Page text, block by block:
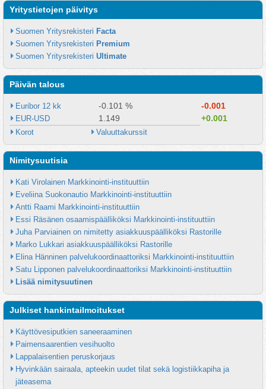
Yritystietojen päivitys
Suomen Yritysrekisteri Facta
Suomen Yritysrekisteri Premium
Suomen Yritysrekisteri Ultimate
Päivän talous
Euribor 12 kk -0.101 % -0.001
EUR-USD 1.149 +0.001
Korot Valuuttakurssit
Nimitysuutisia
Kati Virolainen Markkinointi-instituuttiin
Eveliina Suokonautio Markkinointi-instituuttiin
Antti Raami Markkinointi-instituuttiin
Essi Räsänen osaamispäälliköksi Markkinointi-instituuttiin
Juha Parviainen on nimitetty asiakkuuspäälliköksi Rastorille
Marko Lukkari asiakkuuspäälliköksi Rastorille
Elina Hänninen palvelukoordinaattoriksi Markkinointi-instituuttiin
Satu Lipponen palvelukoordinaattoriksi Markkinointi-instituuttiin
Lisää nimitysuutinen
Julkiset hankintailmoitukset
Käyttövesiputkien saneeraaminen
Paimensaarentien vesihuolto
Lappalaisentien peruskorjaus
Hyvinkään sairaala, apteekin uudet tilat sekä logistiikkapiha ja
jäteasema